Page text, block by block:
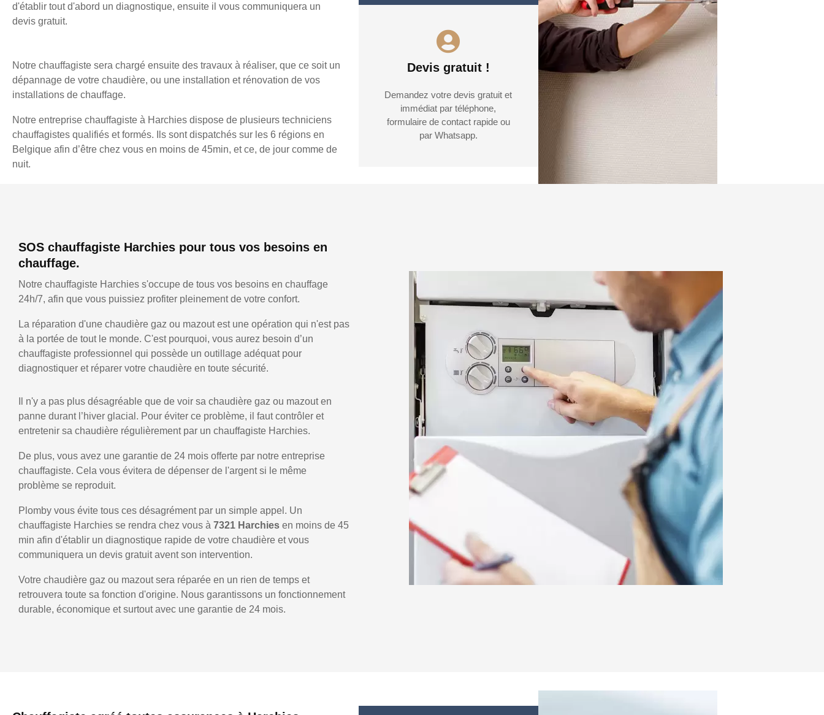
d'établir tout d'abord un diagnostique, ensuite il vous communiquera un
devis gratuit.
Notre chauffagiste sera chargé ensuite des travaux à réaliser, que ce soit un
dépannage de votre chaudière, ou une installation et rénovation de vos
installations de chauffage.
Notre entreprise chauffagiste à Harchies dispose de plusieurs techniciens
chauffagistes qualifiés et formés. Ils sont dispatchés sur les 6 régions en
Belgique afin d’être chez vous en moins de 45min, et ce, de jour comme de
nuit.
Devis gratuit !
Demandez votre devis gratuit et
immédiat par téléphone,
formulaire de contact rapide ou
par Whatsapp.
SOS chauffagiste Harchies pour tous vos besoins en
chauffage.
Notre chauffagiste Harchies s'occupe de tous vos besoins en chauffage
24h/7, afin que vous puissiez profiter pleinement de votre confort.
La réparation d'une chaudière gaz ou mazout est une opération qui n'est pas
à la portée de tout le monde. C'est pourquoi, vous aurez besoin d’un
chauffagiste professionnel qui possède un outillage adéquat pour
diagnostiquer et réparer votre chaudière en toute sécurité.
Il n'y a pas plus désagréable que de voir sa chaudière gaz ou mazout en
panne durant l’hiver glacial. Pour éviter ce problème, il faut contrôler et
entretenir sa chaudière régulièrement par un chauffagiste Harchies.
De plus, vous avez une garantie de 24 mois offerte par notre entreprise
chauffagiste. Cela vous évitera de dépenser de l'argent si le même
problème se reproduit.
Plomby vous évite tous ces désagrément par un simple appel. Un
chauffagiste Harchies se rendra chez vous à 7321 Harchies en moins de 45
min afin d'établir un diagnostique rapide de votre chaudière et vous
communiquera un devis gratuit avent son intervention.
Votre chaudière gaz ou mazout sera réparée en un rien de temps et
retrouvera toute sa fonction d'origine. Nous garantissons un fonctionnement
durable, économique et surtout avec une garantie de 24 mois.